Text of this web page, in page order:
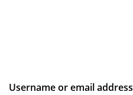
Username or email address